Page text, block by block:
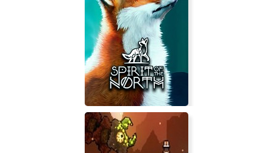
Sherlock Holmes The Awakened
(remake)